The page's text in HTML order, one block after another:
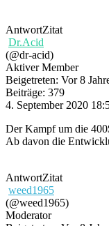
AntwortZitat
Dr.Acid
(@dr-acid)
Aktiver Member
Beigetreten: Vor 8
Beiträge: 379
4. September 2020
Der Kampf um die
Ab davon die
AntwortZitat
weed1965
(@weed1965)
Moderator